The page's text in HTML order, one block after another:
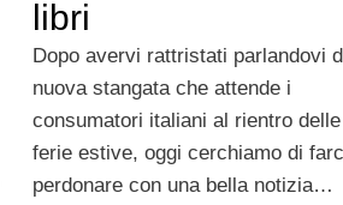
libri
Dopo avervi rattristati parlandovi
nuova stangata che attende i
consumatori italiani al rientro delle
ferie estive, oggi cerchiamo di
perdonare con una bella notizia…